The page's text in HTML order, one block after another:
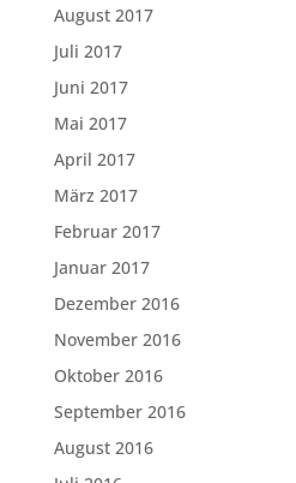
August 2017
Juli 2017
Juni 2017
Mai 2017
April 2017
März 2017
Februar 2017
Januar 2017
Dezember 2016
November 2016
Oktober 2016
September 2016
August 2016